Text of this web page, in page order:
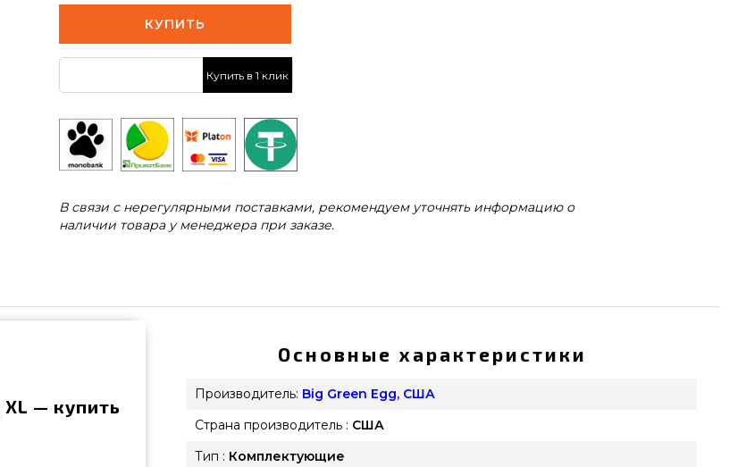
КУПИТЬ
Купить в 1 клик
В связи с нерегулярными поставками, рекомендуем уточнять информацию о
наличии товара у менеджера при заказе.
— купить
Основные характеристики
Производитель: Big Green Egg, США
Страна производитель : США
Тип : Комплектующие